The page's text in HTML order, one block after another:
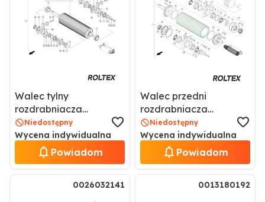
Walec tylny
rozdrabniacza
Corncracker
0001416112 / 1416112
Niedostępny
Wycena indywidualna
Powiadom
Walec przedni
rozdrabniacza
Corncracker
0000678462 / 678462
Niedostępny
Wycena indywidualna
Powiadom
0026032141 0013180192